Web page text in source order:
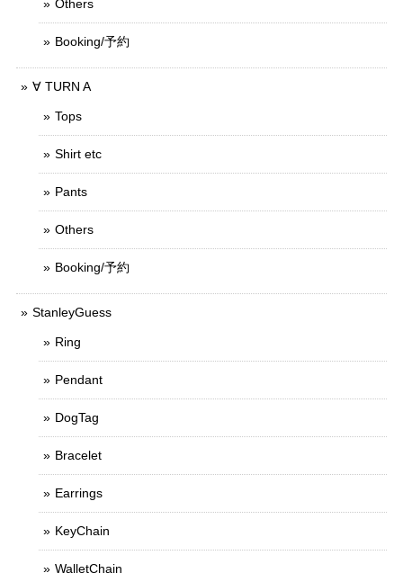
Others
Booking/予約
∀ TURN A
Tops
Shirt etc
Pants
Others
Booking/予約
StanleyGuess
Ring
Pendant
DogTag
Bracelet
Earrings
KeyChain
WalletChain